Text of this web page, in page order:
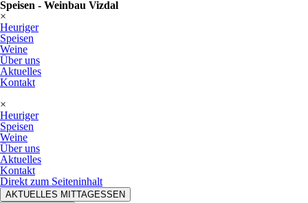
Speisen - Weinbau Vizdal
×
Heuriger
Speisen
Weine
Über uns
Aktuelles
Kontakt
×
Heuriger
Speisen
Weine
Über uns
Aktuelles
Kontakt
Direkt zum Seiteninhalt
AKTUELLES MITTAGESSEN